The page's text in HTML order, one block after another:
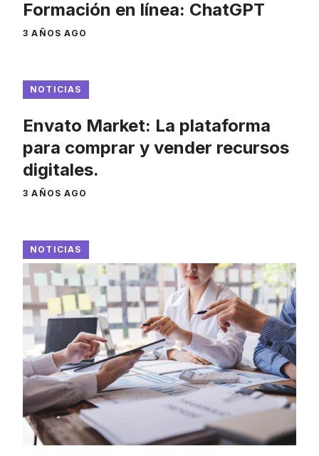
Formación en línea: ChatGPT
3 AÑOS AGO
NOTICIAS
Envato Market: La plataforma
para comprar y vender recursos
digitales.
3 AÑOS AGO
NOTICIAS